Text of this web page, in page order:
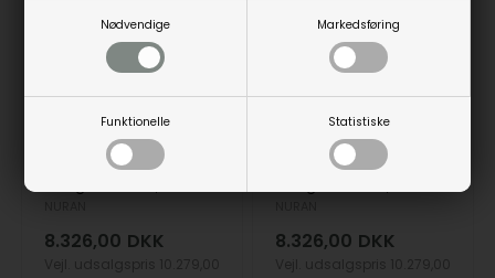
Nødvendige Markedsføring
Funktionelle Statistiske
8.326,00 DKK 8.326,00 DKK